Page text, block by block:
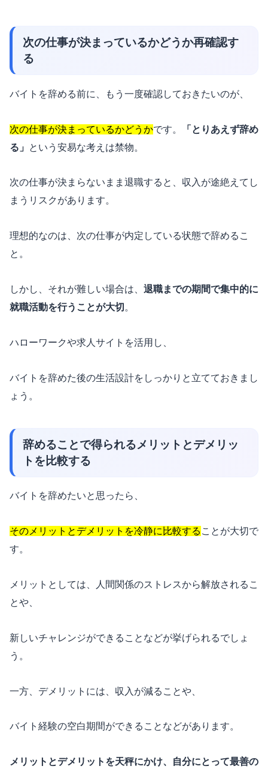
次の仕事が決まっているかどうか再確認す
る
バイトを辞める前に、もう一度確認しておきたいのが、
次の仕事が決まっているかどうかです。
「とりあえず辞め
る」 という安易な考えは禁物。
次の仕事が決まらないまま退職すると、収入が途絶えてし
まうリスクがあります。
理想的なのは、次の仕事が内定している状態で辞めるこ
と。
しかし、それが難しい場合は、 退職までの期間で集中的に
就職活動を行うことが大切 。
ハローワークや求人サイトを活用し、
バイトを辞めた後の生活設計をしっかりと立てておきまし
ょう。
辞めることで得られるメリットとデメリッ
トを比較する
バイトを辞めたいと思ったら、
そのメリットとデメリットを冷静に比較する ことが大切で
す。
メリットとしては、人間関係のストレスから解放されるこ
とや、
新しいチャレンジができることなどが挙げられるでしょ
う。
一方、デメリットには、収入が減ることや、
バイト経験の空白期間ができることなどがあります。
メリットとデメリットを天秤にかけ、自分にとって最善の